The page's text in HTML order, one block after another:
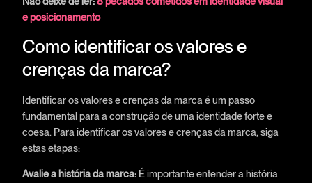
e posicionamento
Como identificar os valores e
crenças da marca?
Identificar os valores e crenças da marca é um passo
fundamental para a construção de uma identidade forte e
coesa. Para identificar os valores e crenças da marca, siga
estas etapas:
Avalie a história da marca: É importante entender a história